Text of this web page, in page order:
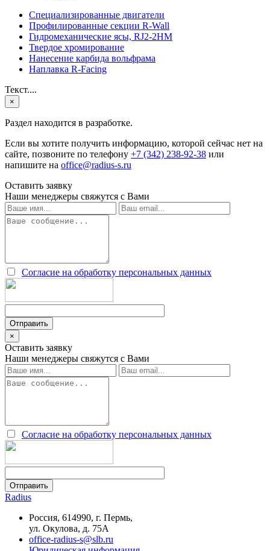
Специализированные двигатели
Профилированные секции R-Wall
Гидромеханические ясы, RJ2-2HM
Твердое хромирование
Нанесение карбида вольфрама
Наплавка R-Facing
Текст....
×
Раздел находится в разработке.
Если вы хотите получить информацию, которой сейчас нет на
сайте, позвоните по телефону +7 (342) 238-92-38 или
напишите на office@radius-s.ru
Оставить заявку
Наши менеджеры свяжутся с Вами
Согласие на обработку персональных данных
×
Оставить заявку
Наши менеджеры свяжутся с Вами
Согласие на обработку персональных данных
Radius
Россия, 614990, г. Пермь,
ул. Окулова, д. 75А
office-radius-s@slb.ru